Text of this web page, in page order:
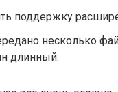
поддержку
несколько
длинный.